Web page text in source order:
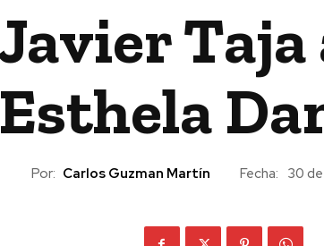
Esthela
Por: Carlos Guzman Martín Fecha: 30